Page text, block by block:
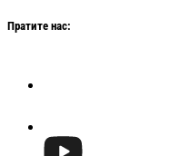
Пратите нас: